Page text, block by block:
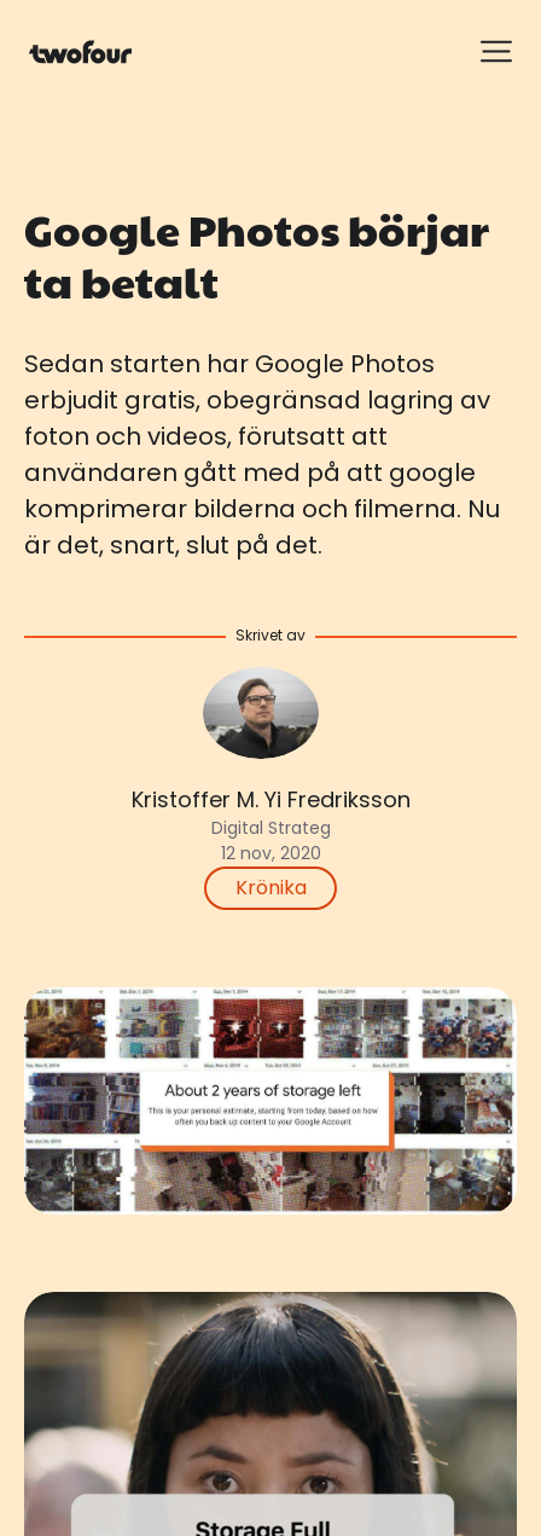
Google Photos börjar
ta betalt
Sedan starten har Google Photos
erbjudit gratis, obegränsad lagring av
foton och videos, förutsatt att
användaren gått med på att google
komprimerar bilderna och filmerna. Nu
är det, snart, slut på det.
Skrivet av
Kristoffer M. Yi Fredriksson
Digital Strateg
12 nov, 2020
Krönika